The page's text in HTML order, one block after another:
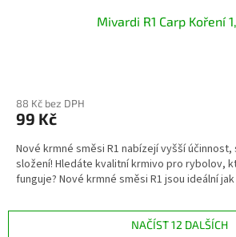
Mivardi R1 Carp Koření
88 Kč bez DPH
99 Kč
Nové krmné směsi R1 nabízejí vyšší
složení! Hledáte kvalitní krmivo pro rybolov,
funguje? Nové krmné směsi R1 jsou ideální
NAČÍST 12 DALŠÍCH